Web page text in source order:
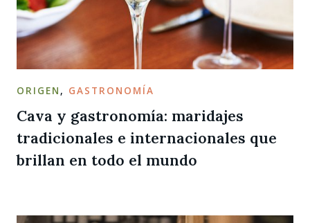
ORIGEN , GASTRONOMÍA
Cava y gastronomía: maridajes
tradicionales e internacionales que
brillan en todo el mundo